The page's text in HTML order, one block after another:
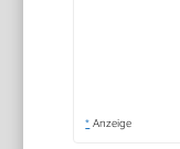
* Anzeige